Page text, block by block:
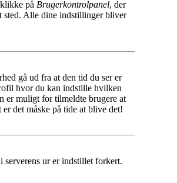
på Brugerkontrolpanel, der
sted. Alle dine indstillinger bliver
gå ud fra at den tid du ser er
hvor du kan indstille hvilken
er muligt for tilmeldte brugere at
det måske på tide at blive det!
ur er indstillet forkert.